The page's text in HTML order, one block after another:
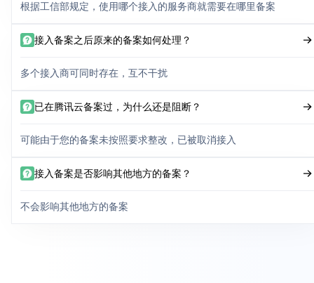
根据工信部规定，使用哪个接入的服务商就需要在哪里备案
接入备案之后原来的备案如何处理？
多个接入商可同时存在，互不干扰
已在腾讯云备案过，为什么还是阻断？
可能由于您的备案未按照要求整改，已被取消接入
接入备案是否影响其他地方的备案？
不会影响其他地方的备案